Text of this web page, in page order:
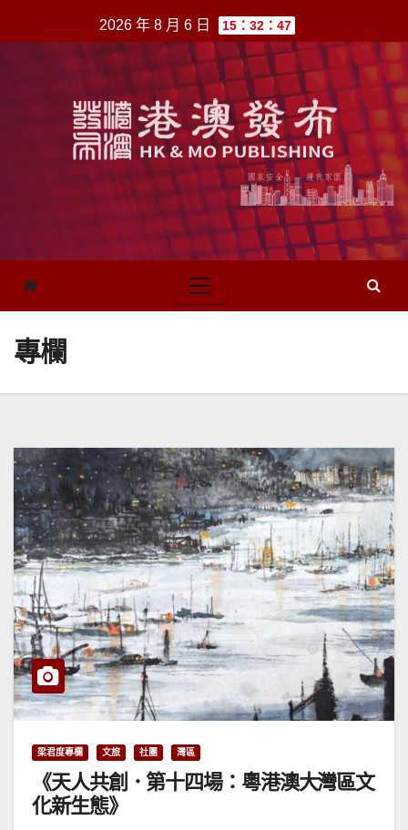
至
2026 年 8 月 6 日 15：32：47
專欄
梁君度專欄 文旅 社團 灣區
《天人共創．第十四場：粵港澳大灣區文
化新生態》